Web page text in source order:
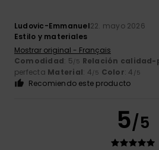
Ludovic-Emmanuel22. mayo 2026
Estilo y materiales
Mostrar original - Français
Comodidad: 5/5 Relación calidad-
perfecta Material: 4/5 Color: 4 /5
Recomiendo este producto
5/5